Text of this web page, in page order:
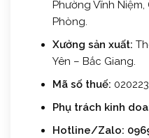
Phường Vĩnh Niệm,
Phòng.
Xưởng sản xuất:
Yên – Bắc Giang.
Mã số thuế:
Phụ trách kinh
Hotline/Zalo: